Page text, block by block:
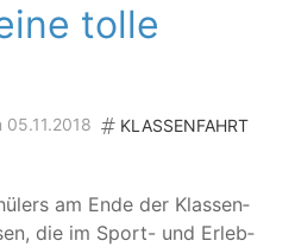
tolle
KLASSENFAHRT
am Ende der Klas­sen­
die im Sport- und Erleb­